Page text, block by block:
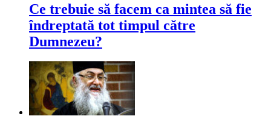
Ce trebuie să facem ca mintea să fie
îndreptată tot timpul către
Dumnezeu?